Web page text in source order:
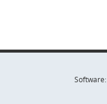
Software: